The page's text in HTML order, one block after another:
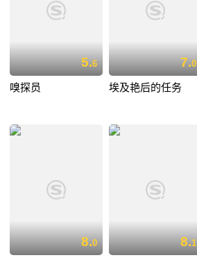
5.6
嗅探员
7.0
埃及艳后的任务
8.0 8.1